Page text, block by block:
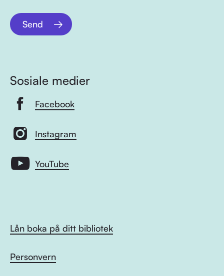
Send
Sosiale medier
Facebook
Instagram
YouTube
Lån boka på ditt bibliotek
Personvern